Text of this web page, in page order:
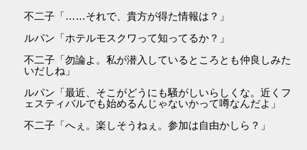
不二子「……それで、貴方が得た情報は？」
ルパン「ホテルモスクワって知ってるか？」
不二子「勿論よ。私が潜入しているところとも仲良しみた
いだしね」
ルパン「最近、そこがどうにも騒がしいらしくな。近くフ
ェスティバルでも始めるんじゃないかって噂なんだよ」
不二子「へぇ。楽しそうねぇ。参加は自由かしら？」